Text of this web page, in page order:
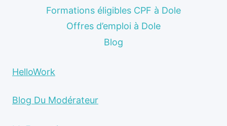
Formations éligibles CPF à Dole
Offres d’emploi à Dole
Blog
HelloWork
Blog Du Modérateur